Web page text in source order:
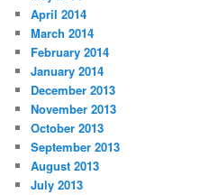
April 2014
March 2014
February 2014
January 2014
December 2013
November 2013
October 2013
September 2013
August 2013
July 2013